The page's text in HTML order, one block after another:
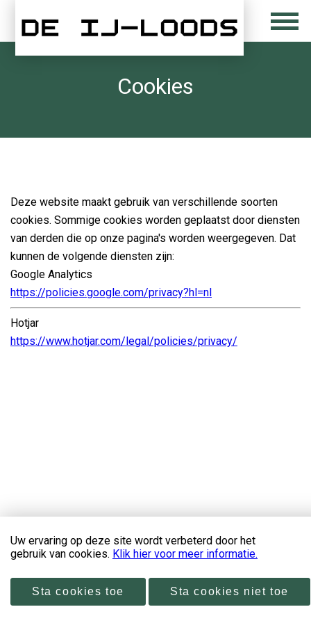
Uw ervaring op deze site wordt verbeterd door het
gebruik van cookies. Klik hier voor meer informatie.
Sta cookies toe Sta cookies niet toe
Cookies
Deze website maakt gebruik van verschillende soorten
cookies. Sommige cookies worden geplaatst door diensten
van derden die op onze pagina's worden weergegeven. Dat
kunnen de volgende diensten zijn:
Google Analytics
https://policies.google.com/privacy?hl=nl
Hotjar
https://www.hotjar.com/legal/policies/privacy/
Copyright 2026 De IJ-Loods
Disclaimer & privacyverklaring
Door: VW Nieuwbouw Platform